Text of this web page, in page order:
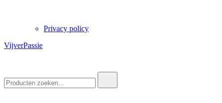
Privacy policy
VijverPassie
naar: